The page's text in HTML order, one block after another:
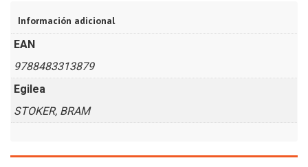
Información adicional
EAN
9788483313879
Egilea
STOKER, BRAM